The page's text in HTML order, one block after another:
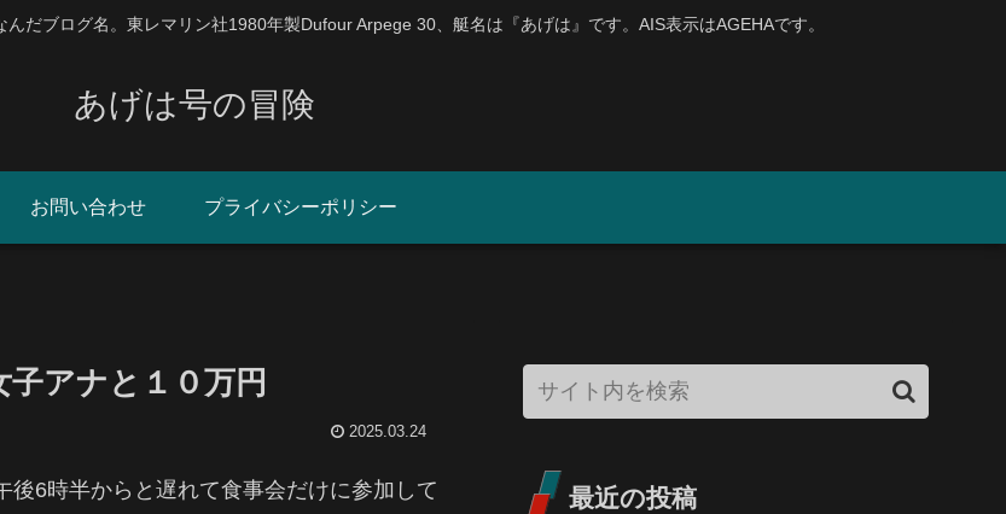
だブログ名。東レマリン社1980年製Dufour Arpege 30、艇名は『あげは』です。AIS表示はAGEHAです。
あげは号の冒険
お問い合わせ プライバシーポリシー
子アナと１０万円
2025.03.24
6時半からと遅れて食事会だけに参加して
最近の投稿